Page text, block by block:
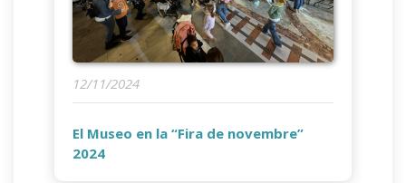
12/11/2024
El Museo en la “Fira de novembre”
2024